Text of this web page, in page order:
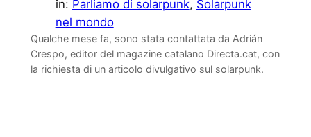
in: Parliamo di solarpunk, Solarpunk
nel mondo
Qualche mese fa, sono stata contattata da Adrián
Crespo, editor del magazine catalano Directa.cat, con
la richiesta di un articolo divulgativo sul solarpunk.